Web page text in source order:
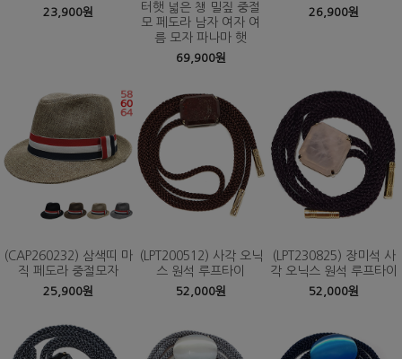
23,900원
터햇 넓은 챙 밀짚 중절
모 페도라 남자 여자 여
름 모자 파나마 햇
69,900원
26,900원
(CAP260232) 삼색띠 마
직 페도라 중절모자
25,900원
(LPT200512) 사각 오닉
스 원석 루프타이
52,000원
(LPT230825) 장미석 사
각 오닉스 원석 루프타이
52,000원